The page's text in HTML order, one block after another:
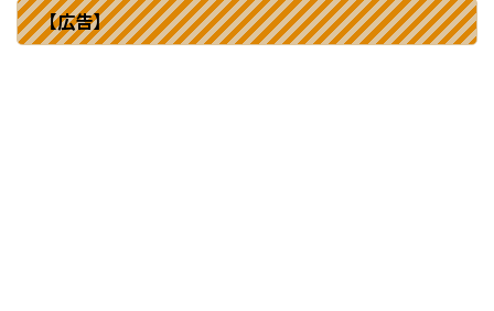
【広告】